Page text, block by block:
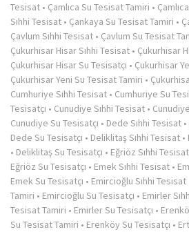
Tesisat • Çamlıca Su Tesisat Tamiri •
Sıhhi Tesisat • Çankaya Su Tesisat Tamiri •
Çavlum Sıhhi Tesisat • Çavlum Su Tesisat
Çukurhisar Hisar Sıhhi Tesisat • Çukurhisar
Çukurhisar Hisar Su Tesisatçı • Çukurhisar
Çukurhisar Yeni Su Tesisat Tamiri •
Cumhuriye Sıhhi Tesisat • Cumhuriye Su
Tesisatçı • Cunudiye Sıhhi Tesisat •
Cunudiye Su Tesisatçı • Dede Sıhhi Tesisat •
Dede Su Tesisatçı • Deliklitaş Sıhhi Tesisat •
• Deliklitaş Su Tesisatçı • Eğriöz Sıhhi Tesisat
Eğriöz Su Tesisatçı • Emek Sıhhi Tesisat •
Emek Su Tesisatçı • Emircioğlu Sıhhi Tesisat
Tamiri • Emircioğlu Su Tesisatçı • Emirler
Tesisat Tamiri • Emirler Su Tesisatçı •
Su Tesisat Tamiri • Erenköy Su Tesisatçı •